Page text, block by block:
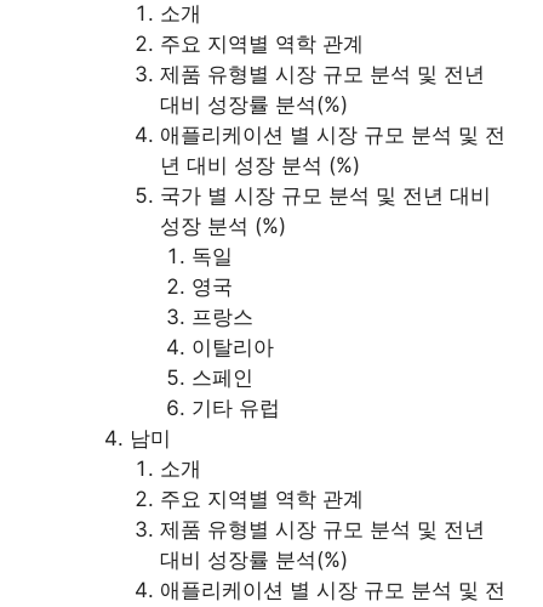
소개
주요 지역별 역학 관계
제품 유형별 시장 규모 분석 및 전년
대비 성장률 분석(%)
애플리케이션 별 시장 규모 분석 및 전
년 대비 성장 분석 (%)
국가 별 시장 규모 분석 및 전년 대비
성장 분석 (%)
독일
영국
프랑스
이탈리아
스페인
기타 유럽
남미
소개
주요 지역별 역학 관계
제품 유형별 시장 규모 분석 및 전년
대비 성장률 분석(%)
애플리케이션 별 시장 규모 분석 및 전